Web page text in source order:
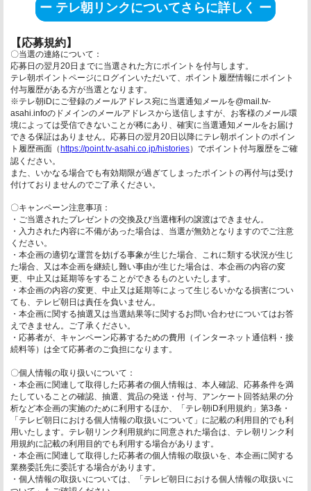
ー テレ朝リンクについてさらに詳しく ー
【応募規約】
〇当選の連絡について：
応募日の翌月20日までに当選された方にポイントを付与します。
テレ朝ポイントページにログインいただいて、ポイント履歴情報にポイント
付与履歴がある方が当選となります。
※テレ朝iDにご登録のメールアドレス宛に当選通知メールを@mail.tv-
asahi.infoのドメインのメールアドレスから送信しますが、お客様のメール環
境によっては受信できないことが稀にあり、確実に当選通知メールをお届け
できる保証はありません。応募日の翌月20日以降にテレ朝ポイントのポイン
ト履歴画面（ https://point.tv-asahi.co.jp/histories）でポイント付与履歴をご確
認ください。
また、いかなる場合でも有効期限が過ぎてしまったポイントの再付与は受け
付けておりませんのでご了承ください。
〇キャンペーン注意事項：
・ご当選されたプレゼントの交換及び当選権利の譲渡はできません。
・入力された内容に不備があった場合は、当選が無効となりますのでご注意
ください。
・本企画の適切な運営を妨げる事象が生じた場合、これに類する状況が生じ
た場合、又は本企画を継続し難い事由が生じた場合は、本企画の内容の変
更、中止又は延期等をすることができるものといたします。
・本企画の内容の変更、中止又は延期等によって生じるいかなる損害につい
ても、テレビ朝日は責任を負いません。
・本企画に関する抽選又は当選結果等に関するお問い合わせについてはお答
えできません。ご了承ください。
・応募者が、キャンペーン応募するための費用（インターネット通信料・接
続料等）は全て応募者のご負担になります。
〇個人情報の取り扱いについて：
・本企画に関連して取得した応募者の個人情報は、本人確認、応募条件を満
たしていることの確認、抽選、賞品の発送・付与、アンケート回答結果の分
析など本企画の実施のために利用するほか、「テレ朝iD利用規約」第3条・
「テレビ朝日における個人情報の取扱いについて」に記載の利用目的でも利
用いたします。テレ朝リンク利用規約に同意された場合は、テレ朝リンク利
用規約に記載の利用目的でも利用する場合があります。
・本企画に関連して取得した応募者の個人情報の取扱いを、本企画に関する
業務委託先に委託する場合があります。
・個人情報の取扱いについては、「テレビ朝日における個人情報の取扱いに